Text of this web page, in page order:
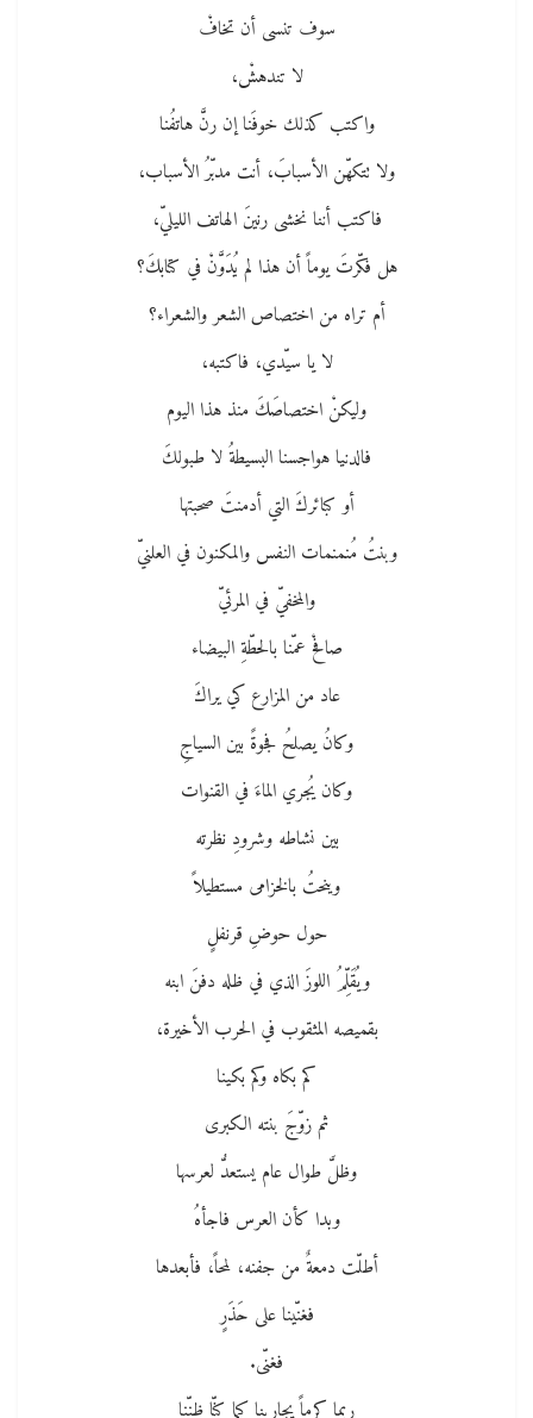
سوف تنسى أن تخافْ
لا تندهشْ،
واكتب كذلك خوفَنا إن رنَّ هاتفُنا
ولا تتكهّن الأسبابَ، أنت مدبّرُ الأسباب،
فاكتب أننا نخشى رنينَ الهاتف الليليّ،
هل فكّرتَ يوماً أن هذا لم يُدَوَّنْ في كتابكَ؟
أم تراه من اختصاص الشعر والشعراء؟
لا يا سيّدي، فاكتبه،
وليكنْ اختصاصَكَ منذ هذا اليوم
فالدنيا هواجسنا البسيطةُ لا طبولكَ
أو كبائركَ التي أدمنتَ صحبتها
وبنتُ مُنمنمات النفس والمكنون في العلنيّ
والمخفيّ في المرئيّ
صافحْ عمّنا بالحطّةِ البيضاء
عاد من المزارع كي يراكَ
وكانُ يصلحُ فجوةً بين السياجِ
وكان يُجري الماءَ في القنوات
بين نشاطه وشرودِ نظرته
وينحتُ بالخزامى مستطيلاً
حول حوضِ قرنفلٍ
ويُقَلِّمُ اللوزَ الذي في ظله دفنَ ابنه
بقميصه المثقوب في الحرب الأخيرة،
كم بكاه وكم بكينا
ثم زوّجَ بنته الكبرى
وظلَّ طوال عام يستعدُّ لعرسها
وبدا كأن العرس فاجأهُ
أطلّت دمعةٌ من جفنه، لمحاً، فأبعدها
فغنّينا على حَذَرٍ
فغنّى.
ربما كرماً يجارينا كما كنّا ظنّنا